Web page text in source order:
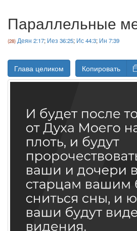
Параллельные
Деян 2:17; Иез 36:25; Ис 44:3; Ин 7:39
Глава целиком Копировать